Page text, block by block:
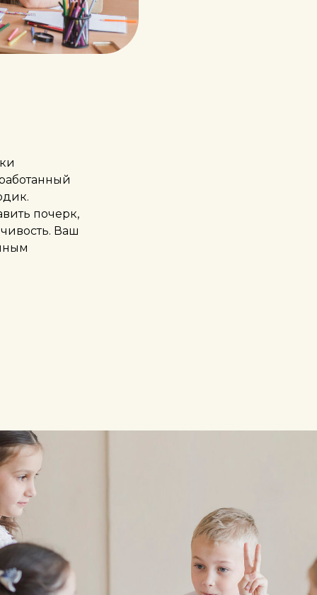
почерк,
Ваш